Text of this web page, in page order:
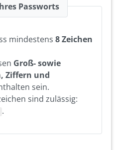
Passworts
mindestens 8 Zeichen
Groß- sowie
Ziffern und
sein.
sind zulässig:
.